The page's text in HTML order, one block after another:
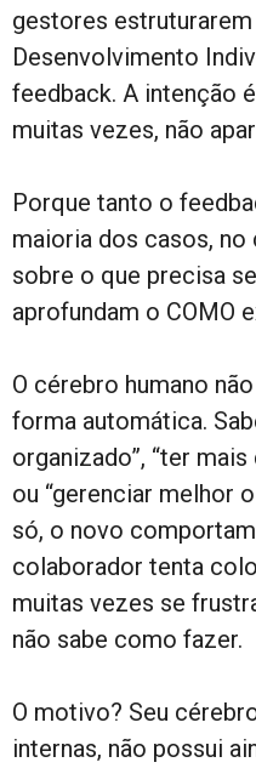
gestores estruturarem
Desenvolvimento
feedback. A intenção
muitas vezes, não
Porque tanto o
maioria dos casos,
sobre o que precisa
aprofundam o COMO
O cérebro humano
forma automática.
organizado”, “ter
ou “gerenciar melhor
só, o novo
colaborador tenta
muitas vezes se
não sabe como fazer.
O motivo? Seu
internas, não possui